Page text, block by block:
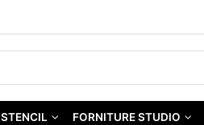
STENCIL FORNITURE STUDIO